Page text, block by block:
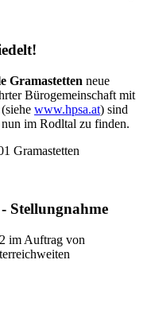
Gramastetten neue
Bürogemeinschaft mit
www.hpsa.at) sind
im Rodltal zu finden.
Gramastetten
Stellungnahme
im Auftrag von